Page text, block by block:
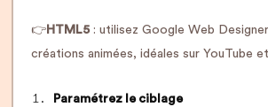
👉 HTML5: utilisez Google Web
créations animées, idéales sur YouTube
Paramétrez le ciblage